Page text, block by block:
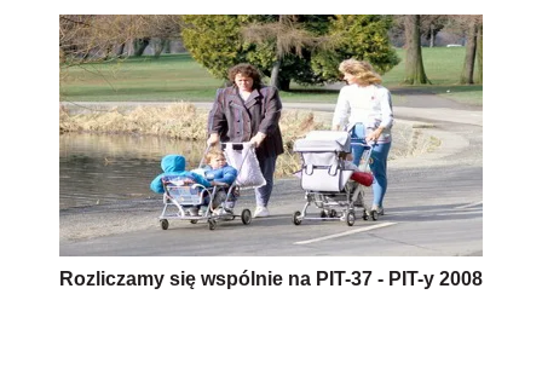
Rozliczamy się wspólnie na PIT-37 - PIT-y 2008